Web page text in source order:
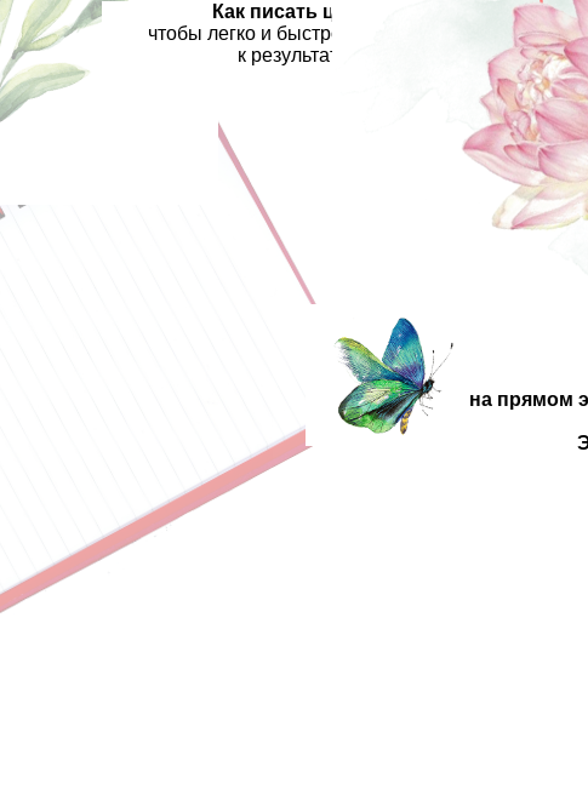
Как писать цели,
чтобы легко и быстро приходить
к результату.
Мы на прямом